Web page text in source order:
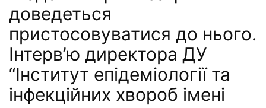
доведеться
пристосовуватися до нього.
Інтерв’ю директора ДУ
“Інститут епідеміології та
інфекційних хвороб імені